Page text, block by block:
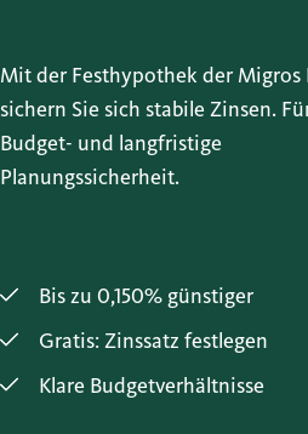
Mit der Festhypothek der Migros
sichern Sie sich stabile Zinsen.
Budget- und langfristige
Planungssicherheit.
Bis zu 0,150% günstiger
Gratis: Zinssatz festlegen
Klare Budgetverhältnisse